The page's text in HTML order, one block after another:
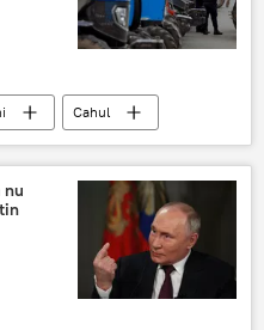
Cahul
nu